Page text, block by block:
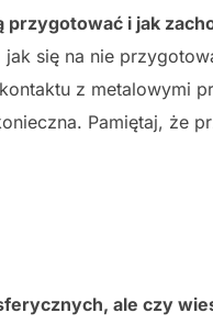
i jak
się na nie
z metalowymi
Pamiętaj, że
ale czy